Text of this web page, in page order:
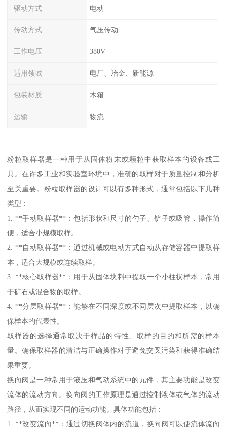
驱动方式 电动
传动方式 气压传动
工作电压 380V
适用领域 电厂、冶金、新能源
包装材质 木箱
运输 物流
粉粒取样器是一种用于从固体粉末或颗粒中获取样本的设备或工
具。在许多工业和实验室环境中，准确的取样对于质量控制和分析
至关重要。粉粒取样器的设计可以有多种形式，通常包括以下几种
类型：
1. **手动取样器**：包括形状和尺寸的勺子、铲子或吸管，操作简
便，适合小规模取样。
2. **自动取样器**：通过机械或电动方式自动从存储容器中提取样
本，适合大规模或连续取样。
3. **核心取样器**：用于从固体块料中提取一个小柱状样本，常用
于矿石或混合物的取样。
4. **分层取样器**：能够在不同深度或不同层次中提取样本，以确
保样本的代表性。
取样器的选择通常取决于样品的特性、取样的目的和所需的样本
量。确保取样器的清洁与正确操作对于避免交叉污染和获得准确结
果重要。
换向阀是一种常用于液压和气动系统中的元件，其主要功能是改变
流体的流动方向。换向阀的工作原理是通过控制液体或气体的流动
路径，从而实现不同的运动功能。具体功能包括：
1. **改变流向**：通过切换阀体内的流道，换向阀可以使流体流向